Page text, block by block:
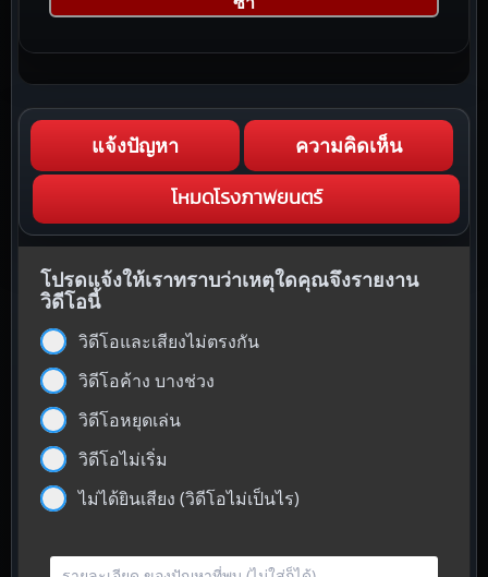
แจ้งปัญหา ความคิดเห็น
โหมดโรงภาพยนตร์
โปรดแจ้งให้เราทราบว่าเหตุใดคุณจึงรายงาน
วิดีโอนี้
วิดีโอและเสียงไม่ตรงกัน
วิดีโอค้าง บางช่วง
วิดีโอหยุดเล่น
วิดีโอไม่เริ่ม
ไม่ได้ยินเสียง (วิดีโอไม่เป็นไร)